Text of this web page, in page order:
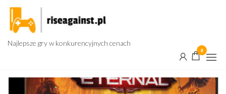
Przejdź
treści
Najlepsze gry w konkurencyjnych cenach
0